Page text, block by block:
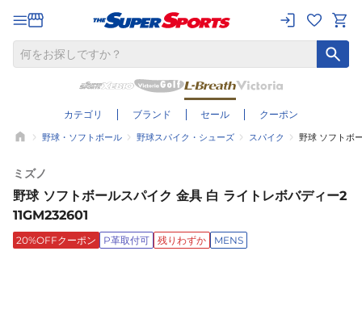
カテゴリ ブランド セール クーポン
野球・ソフトボール 野球スパイク・シューズ スパイク 野球 ソフトボ
ミズノ
野球 ソフトボールスパイク 金具 白 ライトレボバディー2
11GM232601
20%OFFクーポン P革取付可 残りわずか MENS